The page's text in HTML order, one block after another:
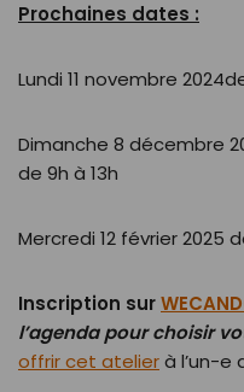
Prochaines dates :
Lundi 11 novembre
Dimanche 8 décembre
de 9h à 13h
Mercredi 12 février 2025
Inscription sur
l’agenda pour choisir
offrir cet atelierà l’un-e